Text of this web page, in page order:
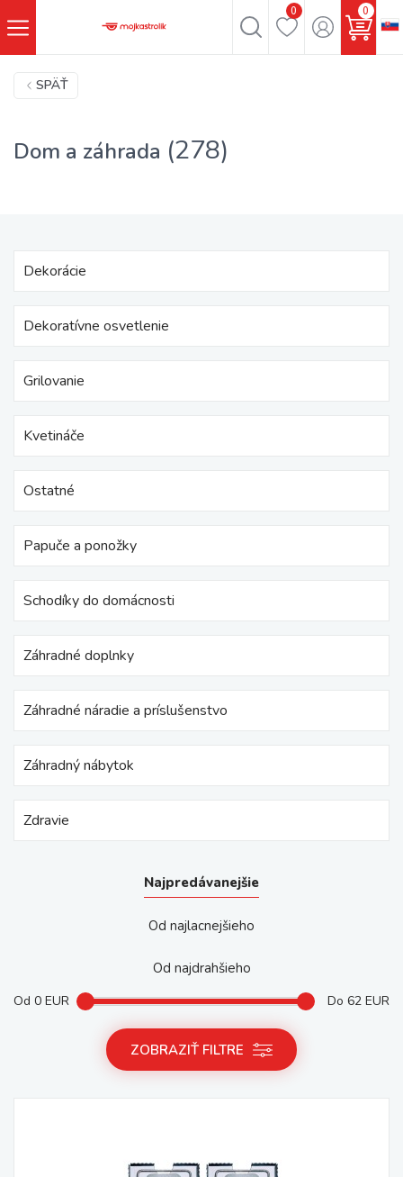
0 0
SPÄŤ
Dom a záhrada (278)
Dekorácie
Dekoratívne osvetlenie
Grilovanie
Kvetináče
Ostatné
Papuče a ponožky
Schodíky do domácnosti
Záhradné doplnky
Záhradné náradie a príslušenstvo
Záhradný nábytok
Zdravie
Najpredávanejšie
Od najlacnejšieho
Od najdrahšieho
Od 0 EUR Do 62 EUR
ZOBRAZIŤ FILTRE